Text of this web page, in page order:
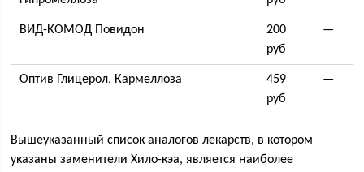
ВИД-КОМОД Повидон
200
руб
—
Оптив Глицерол, Кармеллоза
459
руб
—
Вышеуказанный список аналогов лекарств, в котором
указаны заменители Хило-кэа, является наиболее